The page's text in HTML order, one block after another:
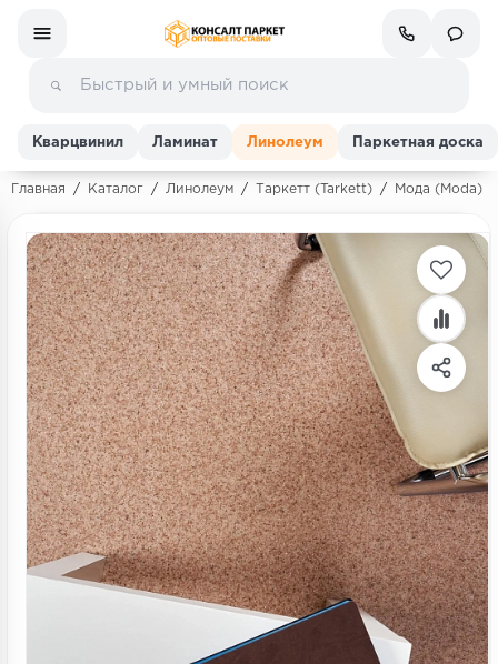
Ламинат
Линолеум
Кварц-винил (ПВХ плитка)
Инженерная доска
Паркетная доска
Террасная доска
Пробковое покрытие
Кварцвинил Ламинат Линолеум Паркетная доска
Главная / Каталог / Линолеум / Таркетт (Tarkett) / Мода (Moda)